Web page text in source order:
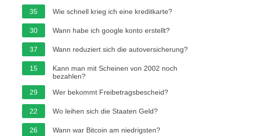
35
Wie schnell krieg ich eine kreditkarte?
30 Wann habe ich google konto erstellt?
37 Wann reduziert sich die autoversicherung?
15
Kann man mit Scheinen von 2002 noch
bezahlen?
29
Wer bekommt Freibetragsbescheid?
22 Wo leihen sich die Staaten Geld?
26 Wann war Bitcoin am niedrigsten?